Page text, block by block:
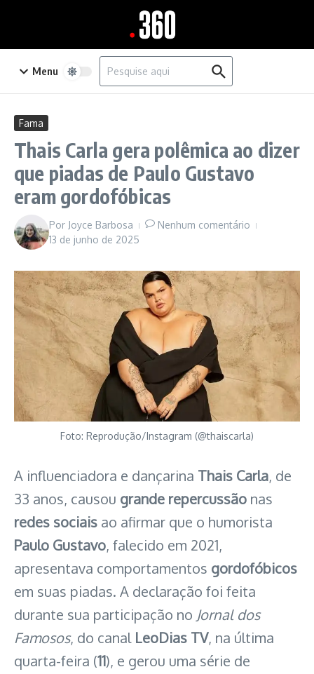
Menu
Procurar por:
Fama
Thais Carla gera polêmica ao dizer
que piadas de Paulo Gustavo
eram gordofóbicas
Por Joyce Barbosa
Nenhum comentário
13 de junho de 2025
Foto: Reprodução/Instagram (@thaiscarla)
A influenciadora e dançarina Thais Carla, de
33 anos, causou grande repercussão nas
redes sociais ao afirmar que o humorista
Paulo Gustavo, falecido em 2021,
apresentava comportamentos gordofóbicos
em suas piadas. A declaração foi feita
durante sua participação no Jornal dos
Famosos, do canal LeoDias TV, na última
quarta-feira (11), e gerou uma série de